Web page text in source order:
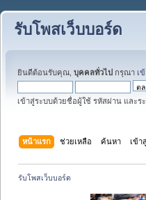
รับโพสเว็บบอร์ด
ยินดีต้อนรับคุณ, บุคคลทั่วไป กรุณา เ
เข้าสู่ระบบด้วยชื่อผู้ใช้ รหัสผ่าน และร
หน้าแรก ช่วยเหลือ ค้นหา เข้า
รับโพสเว็บบอร์ด